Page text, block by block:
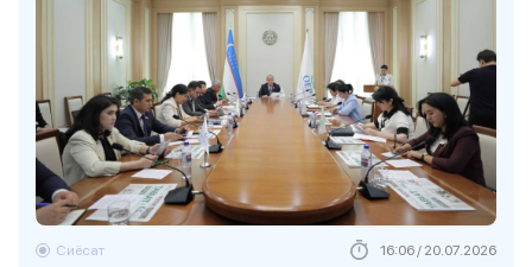
Сиёсат 16:06 / 20.07.2026